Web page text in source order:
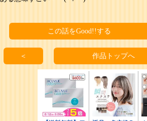
この話をGood!!する
＜ 作品トップへ